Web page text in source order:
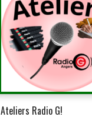
Ateliers Radio G!